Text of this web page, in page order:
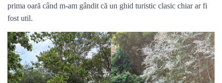
prima oară când m-am gândit că un ghid turistic clasic chiar ar fi
fost util.